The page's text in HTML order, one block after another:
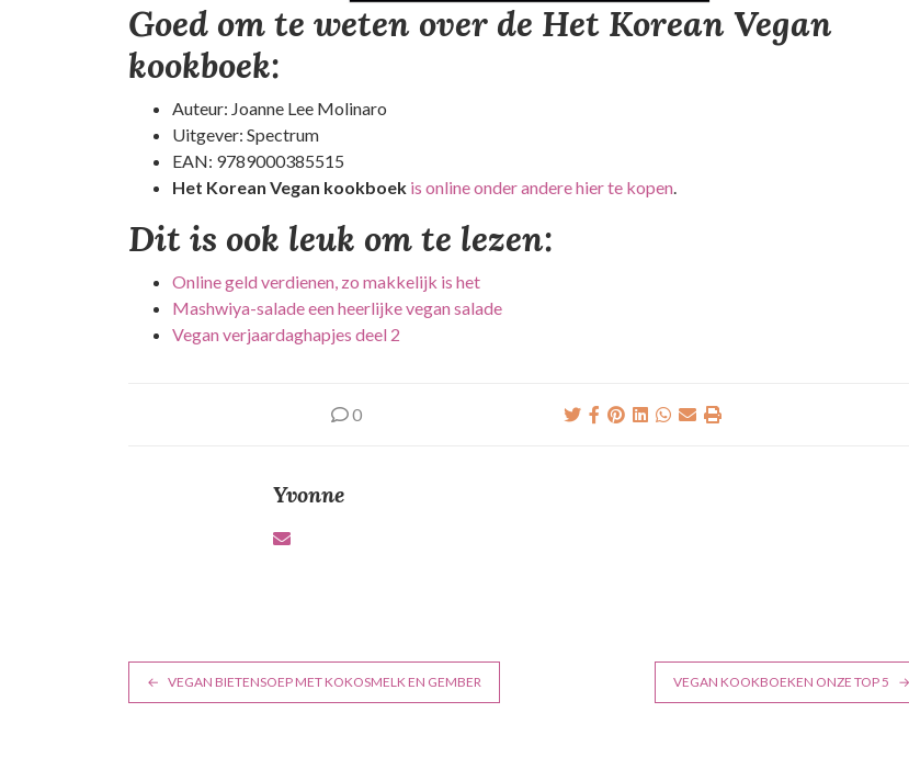
Goed om te weten over de Het Korean Vegan
kookboek:
Auteur: Joanne Lee Molinaro
Uitgever: Spectrum
EAN: 9789000385515
Het Korean Vegan kookboek is online onder andere hier te kopen.
Dit is ook leuk om te lezen:
Online geld verdienen, zo makkelijk is het
Mashwiya-salade een heerlijke vegan salade
Vegan verjaardaghapjes deel 2
0
Yvonne
B
VEGAN BIETENSOEP MET KOKOSMELK EN GEMBER VEGAN KOOKBOEKEN ONZE TOP 5